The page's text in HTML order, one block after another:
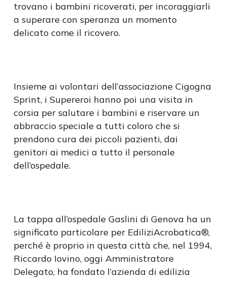
trovano i bambini ricoverati, per incoraggiarli
a superare con speranza un momento
delicato come il ricovero.
Insieme ai volontari dell’associazione Cigogna
Sprint, i Supereroi hanno poi una visita in
corsia per salutare i bambini e riservare un
abbraccio speciale a tutti coloro che si
prendono cura dei piccoli pazienti, dai
genitori ai medici a tutto il personale
dell’ospedale.
La tappa all’ospedale Gaslini di Genova ha un
significato particolare per EdiliziAcrobatica®,
perché è proprio in questa città che, nel 1994,
Riccardo Iovino, oggi Amministratore
Delegato, ha fondato l’azienda di edilizia